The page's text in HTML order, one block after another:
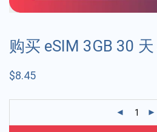
购买 eSIM 3GB 30
$8.45